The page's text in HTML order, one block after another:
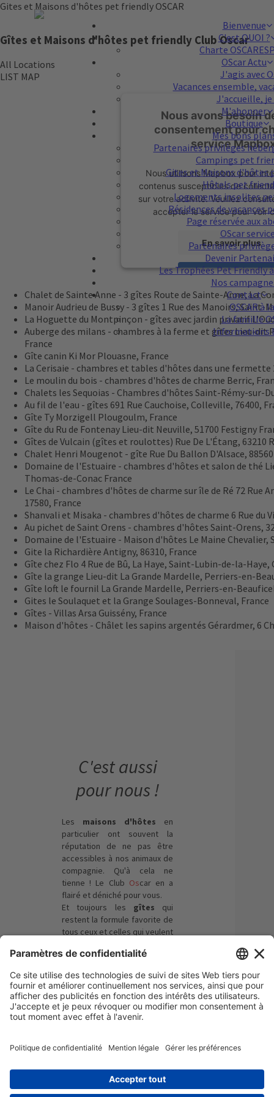
Bienvenue
C'est QUOI ?
Charte
OScar Actu
J'agis avec
Vacances ensemble,
J'accueille,
M'abonner
Boutique
Mes bons
Partenaires privilèges
Campings pet
Gites et Maisons d'hôtes
Hôtels pet
Logements insolites
Résidences de vacances
Page réservée aux
OScar
Partenaires
Devenir
Les Trophées Pet Friendly
Nos
Contact
OSCAR à
La famille
Informations
Gites et Maisons d'hôtes pet friendly OSCAR
Gîtes et Maisons d'hôtes pet friendly Club Oscar
All Locations
LIST MAP
Nous avons besoin
consentement pour
service
Nous utilisons Mapbox pour
contenus susceptibles de
sur votre activité. Veuillez
accepter le service pour voir
En savoir plus
Accepter
powered byUsercentrics
Platform
Chalet de Sainte Anne - 3 gîtes Route de Sainte-Anne, La
Manoir Audrieu de Bussy - 3 gîtes 1 Rue des Manoirs, Saint-
La Hoguette du Montpinçon - gîtes avec jardin privatif
Auberge des milans - chambres à la ferme et gîtes Lieu-dit
France
Gîte canin Ki Mor Plouasne, France
La Cerisaie - chambres et tables d'hôtes dans une fermette
Le moulin du bois - chambres d'hôtes de charme Berric,
Chalets les Sequoias - Chambres d'hôtes Saint-Rémy-sur-
Au fil de l'eau - gîtes 691 Rue Cauchoise, Colleville, 76400,
Gîte Ty Morzigell Plougoulm, France
Gîte du Ru de Fontenay Lieu-dit Neuville, 51700 Festigny
Gîtes de Vulcain (gîtes et roulottes) Rue De L'Étang,
Chalet Henri Mougenot - gîte Rue Du Ballon D'Alsace,
Domaine de l'Estuaire - chambres d'hôtes et salon de thé
Thomas-de-Conac France
Le Chai - chambres d'hôtes de charme sur île de Ré 72 Rue
17580, France
Shanvali et Misaka - chambres d'hôtes de charme 6 Rue du
Au pichet de Saint Orens - chambres d'hôtes Saint-Orens,
Domaine de l'Estuaire - Maison d'hôtes Le Maine
Gite la Richardière Antigny, 86310, France
Gîte chez Flo 4 Rue de Bû, La Haye, Saint-Lubin-de-la-
Gîte la grange Lieu-dit La Grande Mardelle, Perriers-en-
Gîte loft le fournil La Grande Mardelle, Perriers-en-
Gites le Soulaquet et la Grange Soulages-Bonneval, France
Gîtes - Villas Arsa Guissény, France
Maison d'hôtes - Châlet les sapins argentés Gérardmer, 6
C'est aussi
pour nous !
Les maisons d'hôtes
en
particulier ont souvent la
réputation de ne pas être
accessibles à nos animaux de
compagnie. Qu'à cela ne
tienne ! Le Club Oscar en a
flairé et déniché pour vous.
Et toujours les gîtes qui
restent la formule favorite de
tous ceux et celles qui veulent
pleine nature et/ou être à
randonnée à faire à 2 pieds et
à 4 pattes !
×